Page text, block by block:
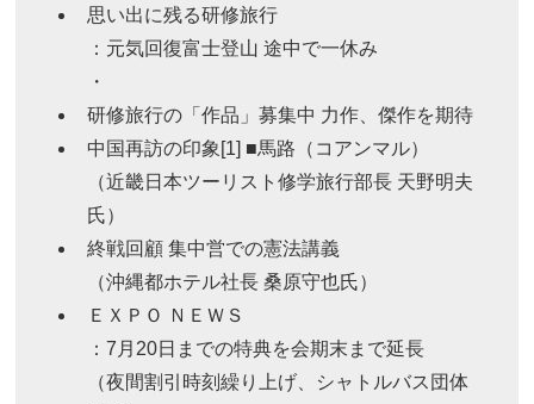
思い出に残る研修旅行
：元気回復富士登山 途中で一休み
・
研修旅行の「作品」募集中 力作、傑作を期待
中国再訪の印象[1] ■馬路（コアンマル）
（近畿日本ツーリスト修学旅行部長 天野明夫
氏）
終戦回顧 集中営での憲法講義
（沖縄都ホテル社長 桑原守也氏）
ＥＸＰＯ ＮＥＷＳ
：7月20日までの特典を会期末まで延長
（夜間割引時刻繰り上げ、シャトルバス団体